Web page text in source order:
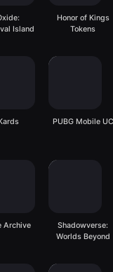
Island
Honor of Kings
Tokens
PUBG Mobile UC
Archive
Shadowverse:
Worlds Beyond